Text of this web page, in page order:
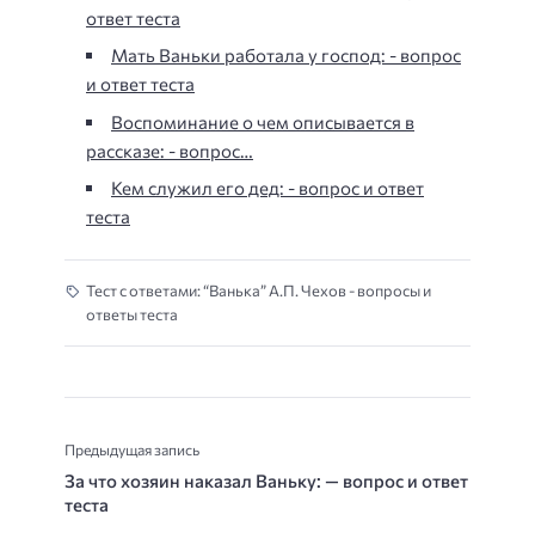
ответ теста
Мать Ваньки работала у господ: - вопрос
и ответ теста
Воспоминание о чем описывается в
рассказе: - вопрос…
Кем служил его дед: - вопрос и ответ
теста
Тест с ответами: “Ванька” А.П. Чехов - вопросы и
ответы теста
Предыдущая запись
За что хозяин наказал Ваньку: — вопрос и ответ
теста